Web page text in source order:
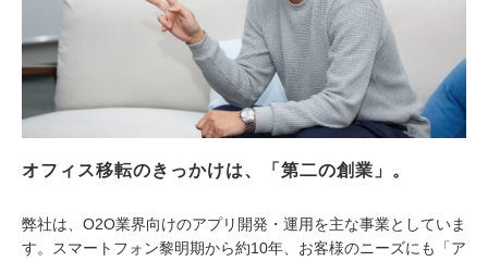
オフィス移転のきっかけは、「第二の創業」。
弊社は、O2O業界向けのアプリ開発・運用を主な事業としていま
す。スマートフォン黎明期から約10年、お客様のニーズにも「ア